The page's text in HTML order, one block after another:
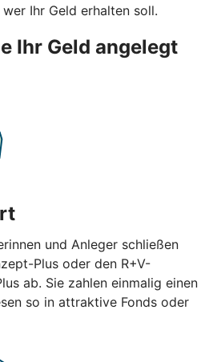
Ihr Geld erhalten soll.
Ihr Geld angelegt
und Anleger schließen
Plus oder den R+V-
ab. Sie zahlen einmalig einen
so in attraktive Fonds oder